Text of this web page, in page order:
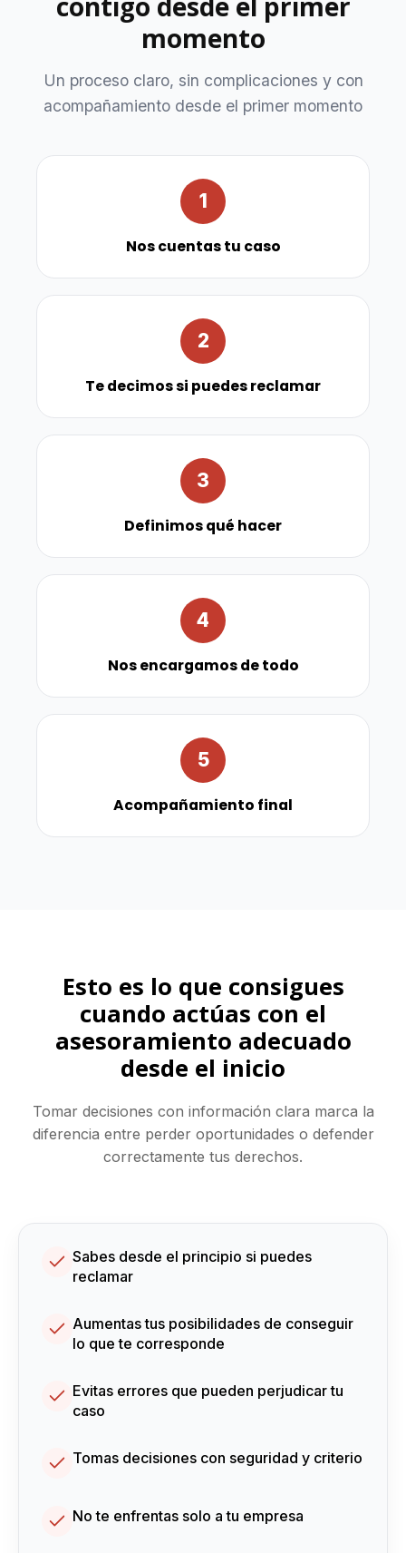
momento
Un proceso claro, sin complicaciones y con
acompañamiento desde el primer momento
1
Nos cuentas tu caso
2
Te decimos si puedes reclamar
3
Definimos qué hacer
4
Nos encargamos de todo
5
Acompañamiento final
Esto es lo que consigues
cuando actúas con el
asesoramiento adecuado
desde el inicio
Tomar decisiones con información clara marca la
diferencia entre perder oportunidades o defender
correctamente tus derechos.
Sabes desde el principio si puedes
reclamar
Aumentas tus posibilidades de conseguir
lo que te corresponde
Evitas errores que pueden perjudicar tu
caso
Tomas decisiones con seguridad y criterio
No te enfrentas solo a tu empresa